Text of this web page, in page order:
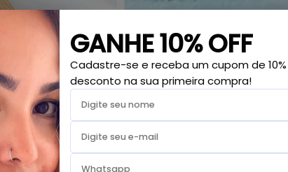
GANHE 10% OFF
Cadastre-se e receba um cupom de
desconto na sua primeira compra!